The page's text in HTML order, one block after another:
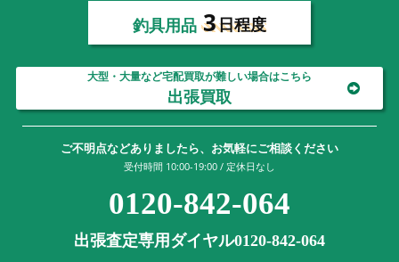
釣具用品 3日程度
大型・大量など宅配買取が難しい場合はこちら
出張買取
ご不明点などありましたら、お気軽にご相談ください
受付時間 10:00-19:00 / 定休日なし
0120-842-064
出張査定専用ダイヤル0120-842-064